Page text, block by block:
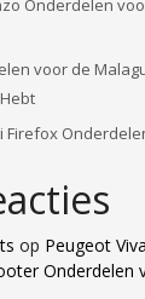
voor de
Firefox
op Peugeot
Onderdelen